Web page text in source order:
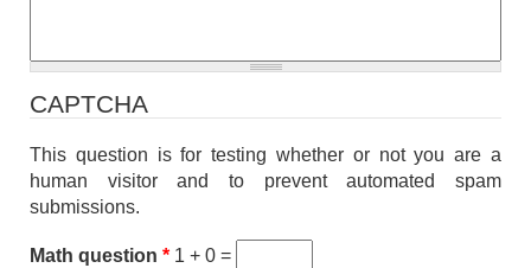
CAPTCHA
This question is for testing whether or not you are a
human visitor and to prevent automated spam
submissions.
Math question * 1 + 0 =